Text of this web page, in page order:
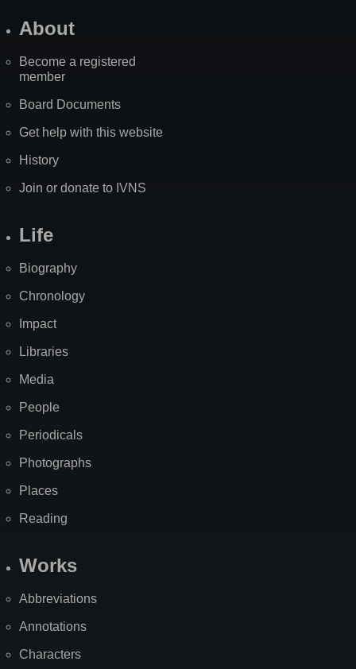
About
Become a registered
member
Board Documents
Get help with this website
History
Join or donate to IVNS
Life
Biography
Chronology
Impact
Libraries
Media
People
Periodicals
Photographs
Places
Reading
Works
Abbreviations
Annotations
Characters